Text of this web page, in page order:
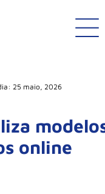
25 maio, 2026
online